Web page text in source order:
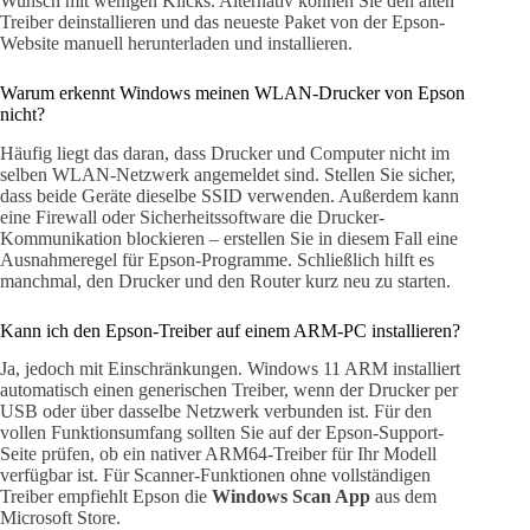
Treiber deinstallieren und das neueste Paket von der Epson-
Website manuell herunterladen und installieren.
Warum erkennt Windows meinen WLAN-Drucker von Epson
nicht?
Häufig liegt das daran, dass Drucker und Computer nicht im
selben WLAN-Netzwerk angemeldet sind. Stellen Sie sicher,
dass beide Geräte dieselbe SSID verwenden. Außerdem kann
eine Firewall oder Sicherheitssoftware die Drucker-
Kommunikation blockieren – erstellen Sie in diesem Fall eine
Ausnahmeregel für Epson-Programme. Schließlich hilft es
manchmal, den Drucker und den Router kurz neu zu starten.
Kann ich den Epson-Treiber auf einem ARM-PC installieren?
Ja, jedoch mit Einschränkungen. Windows 11 ARM installiert
automatisch einen generischen Treiber, wenn der Drucker per
USB oder über dasselbe Netzwerk verbunden ist. Für den
vollen Funktionsumfang sollten Sie auf der Epson-Support-
Seite prüfen, ob ein nativer ARM64-Treiber für Ihr Modell
verfügbar ist. Für Scanner-Funktionen ohne vollständigen
Treiber empfiehlt Epson die Windows Scan App aus dem
Microsoft Store.